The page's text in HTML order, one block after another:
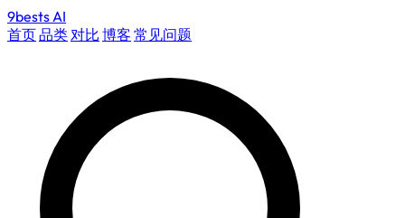
9bestsAI
首页品类对比 博客 常见问题